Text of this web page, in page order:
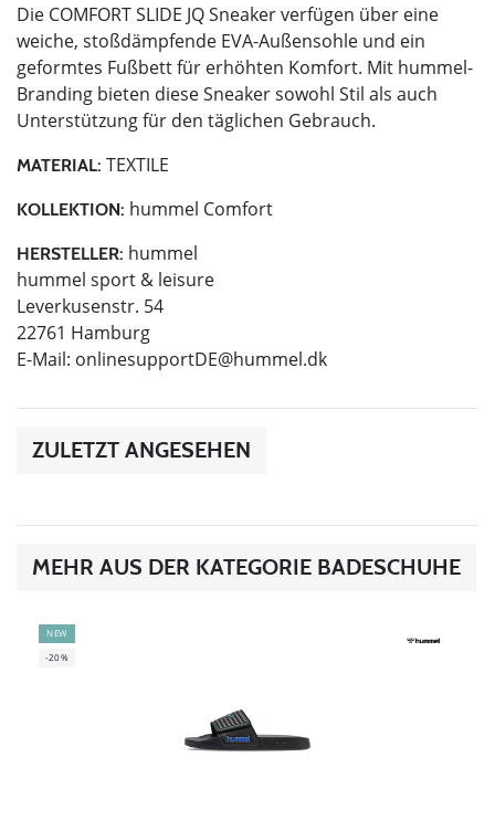
Die COMFORT SLIDE JQ Sneaker verfügen über eine
weiche, stoßdämpfende EVA-Außensohle und ein
geformtes Fußbett für erhöhten Komfort. Mit hummel-
Branding bieten diese Sneaker sowohl Stil als auch
Unterstützung für den täglichen Gebrauch.
MATERIAL: TEXTILE
KOLLEKTION: hummel Comfort
HERSTELLER: hummel
hummel sport & leisure
Leverkusenstr. 54
22761 Hamburg
E-Mail: onlinesupportDE@hummel.dk
ZULETZT ANGESEHEN
MEHR AUS DER KATEGORIE BADESCHUHE
NEW
-20%